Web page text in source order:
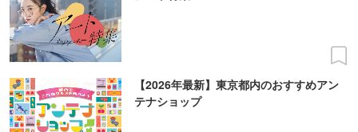
【2026年最新】東京都内のおすすめアン
テナショップ